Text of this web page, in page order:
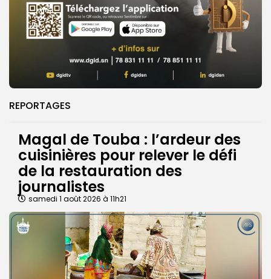
REPORTAGES
Magal de Touba : l’ardeur des
cuisinières pour relever le défi
de la restauration des
journalistes
samedi 1 août 2026 à 11h21